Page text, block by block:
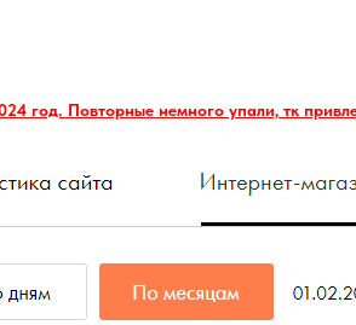
год. Повторные немного упали, тк